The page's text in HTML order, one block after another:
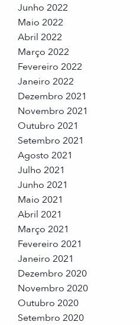
Junho 2022
Maio 2022
Abril 2022
Março 2022
Fevereiro 2022
Janeiro 2022
Dezembro 2021
Novembro 2021
Outubro 2021
Setembro 2021
Agosto 2021
Julho 2021
Junho 2021
Maio 2021
Abril 2021
Março 2021
Fevereiro 2021
Janeiro 2021
Dezembro 2020
Novembro 2020
Outubro 2020
Setembro 2020